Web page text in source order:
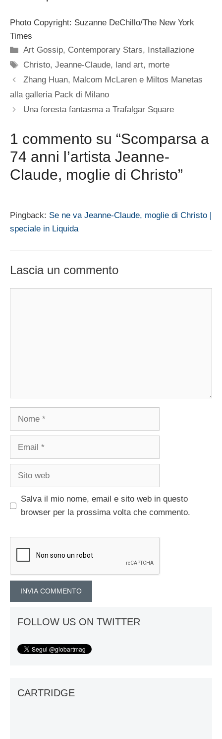
Photo Copyright: Suzanne DeChillo/The New York
Times
Categorie
Art Gossip, Contemporary Stars,
Installazione
Tag
Christo,Jeanne-Claude, land art, morte
Zhang Huan, Malcom McLaren e Miltos Manetas
alla galleria Pack di Milano
Una foresta fantasma a Trafalgar Square
1 commento su “Scomparsa a
74 anni l’artista Jeanne-
Claude, moglie di Christo”
Pingback: Se ne va Jeanne-Claude, moglie di Christo |
speciale in Liquida
Lascia un commento
Nome
Email
Sito
Salva il mio nome, email e sito web in questo
browser per la prossima volta che commento.
FOLLOW US ON TWITTER
CARTRIDGE